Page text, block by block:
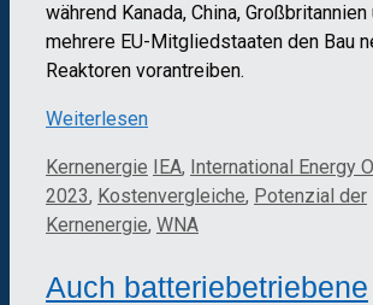
während Kanada, China, Großbritannien
mehrere EU-Mitgliedstaaten den Bau
Reaktoren vorantreiben.
Weiterlesen
Kategorien
Kernenergie Schlagwörter
IEA, International Energy
2023, Kostenvergleiche, Potenzial der
Kernenergie, WNA
Auch batteriebetriebene